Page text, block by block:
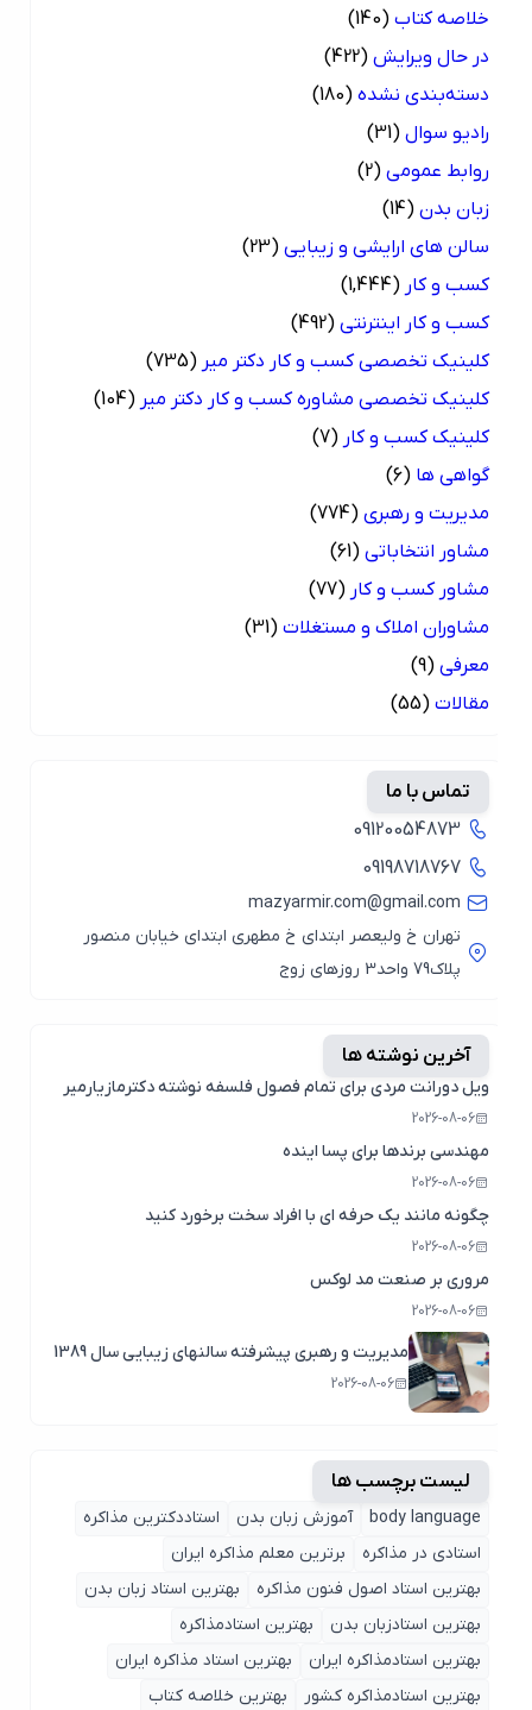
خلاصه کتاب (140)
در حال ویرایش (422)
دسته‌بندی نشده (180)
رادیو سوال (31)
روابط عمومی (2)
زبان بدن (14)
سالن های ارایشی و زیبایی (23)
کسب و کار (1,444)
کسب و کار اینترنتی (492)
کلینیک تخصصی کسب و کار دکتر میر (735)
کلینیک تخصصی مشاوره کسب و کار دکتر میر (104)
کلینیک کسب و کار (7)
گواهی ها (6)
مدیریت و رهبری (774)
مشاور انتخاباتی (61)
مشاور کسب و کار (77)
مشاوران املاک و مستغلات (31)
معرفی (9)
مقالات (55)
تماس با ما
09120054873
09198718767
mazyarmir.com@gmail.com
تهران خ ولیعصر ابتدای خ مطهری ابتدای خیابان منصور
آخرین نوشته ها
ویل دورانت مردی برای تمام فصول فلسفه نوشته دکترمازیارمیر
2026-08-06
مهندسی برندها برای پسا اینده
2026-08-06
چگونه مانند یک حرفه ای با افراد سخت برخورد کنید
2026-08-06
مروری بر صنعت مد لوکس
2026-08-06
مدیریت و رهبری پیشرفته سالنهای زیبایی سال 1389
2026-08-06
لیست برچسب ها
body language آموزش زبان بدن
استاددکترین مذاکره
استادی در مذاکره
برترین معلم مذاکره ایران
بهترین استاد اصول ‌فنون مذاکره
بهترین استاد زبان بدن
بهترین استادزبان بدن
بهترین استادمذاکره
بهترین استادمذاکره ایران
بهترین استاد مذاکره ایران
بهترین استادمذاکره کشور
بهترین خلاصه کتاب